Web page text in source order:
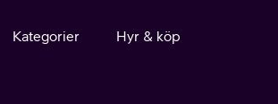
Kategorier Hyr & köp